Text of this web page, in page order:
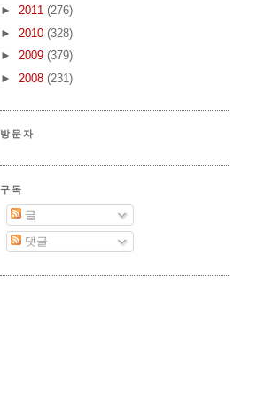
► 2011 (276)
► 2010 (328)
► 2009 (379)
► 2008 (231)
방문자
구독
글
댓글